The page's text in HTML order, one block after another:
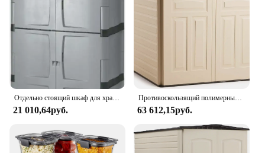
Отдельно стоящий шкаф для хранения Rubbermaid, пять полок с двумя дверцами, запираемый, большой, грузоподъемностью 690 фунтов, серый, для гаража
21 010,64руб.
Противоскользящий полимерный навес Rubbermaid (5x6,5 футов), устойчивый к атмосферным воздействиям, бежевый/коричневый
63 612,15руб.